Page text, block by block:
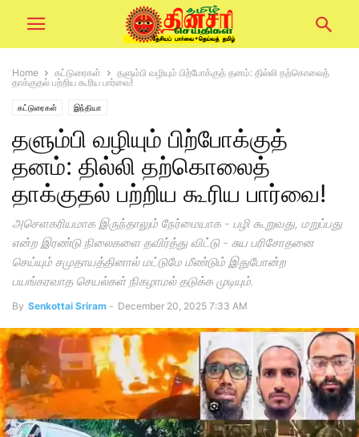
Home கட்டுரைகள்
தளும்பி வழியும் பிற்போக்குத் தனம்: தில்லி தற்கொலைத்
தாக்குதல் பற்றிய கூரிய பார்வை!
கட்டுரைகள் இந்தியா
தளும்பி வழியும் பிற்போக்குத்
தனம்: தில்லி தற்கொலைத்
தாக்குதல் பற்றிய கூரிய பார்வை!
அசௌகரியமாக இருந்தாலும் நேர்மையாக - பழி கூறுவது, மறுப்பது
என்ற இரண்டு நிலைகளை தவிர்த்து விட்டு - சுய பரிசோதனை
செய்யும் சமுதாயத்தினால் மட்டுமே மீண்டும் இதுபோன்ற
பயங்கரவாத செயல்கள் நிகழாமல் தடுக்க முடியும்.
By Senkottai Sriram - December 20, 2025 7:33 AM